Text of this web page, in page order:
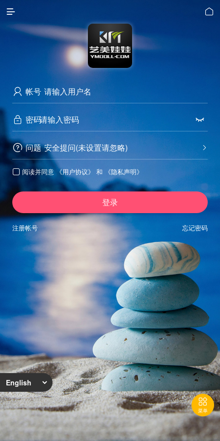
 
 帐号
 密码 
 问题 
安全提问(未设置请忽略)
 阅读并同意 《用户协议》 和 《隐私声明》
登录
忘记密码
注册帐号

菜单